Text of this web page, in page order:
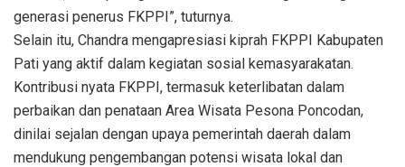
generasi penerus FKPPI”, tuturnya.
Selain itu, Chandra mengapresiasi kiprah FKPPI Kabupaten
Pati yang aktif dalam kegiatan sosial kemasyarakatan.
Kontribusi nyata FKPPI, termasuk keterlibatan dalam
perbaikan dan penataan Area Wisata Pesona Poncodan,
dinilai sejalan dengan upaya pemerintah daerah dalam
mendukung pengembangan potensi wisata lokal dan